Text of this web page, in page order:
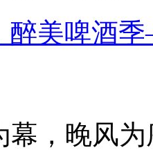
醉美啤酒
晚风为